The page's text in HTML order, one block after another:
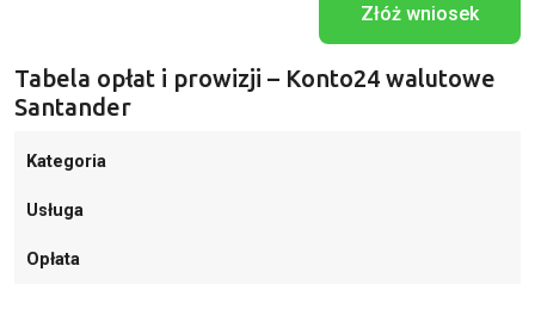
Złóż wniosek
Tabela opłat i prowizji – Konto24 walutowe
Santander
Kategoria
Usługa
Opłata